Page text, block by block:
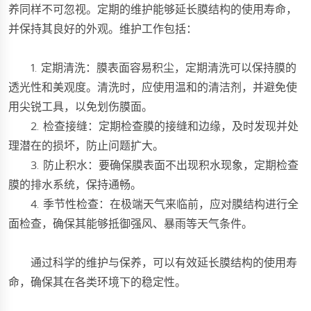
养同样不可忽视。定期的维护能够延长膜结构的使用寿命，
并保持其良好的外观。维护工作包括：
1. 定期清洗：膜表面容易积尘，定期清洗可以保持膜的
透光性和美观度。清洗时，应使用温和的清洁剂，并避免使
用尖锐工具，以免划伤膜面。
2. 检查接缝：定期检查膜的接缝和边缘，及时发现并处
理潜在的损坏，防止问题扩大。
3. 防止积水：要确保膜表面不出现积水现象，定期检查
膜的排水系统，保持通畅。
4. 季节性检查：在极端天气来临前，应对膜结构进行全
面检查，确保其能够抵御强风、暴雨等天气条件。
通过科学的维护与保养，可以有效延长膜结构的使用寿
命，确保其在各类环境下的稳定性。